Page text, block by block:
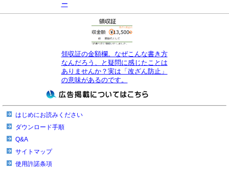
ー
領収証の金額欄。なぜこんな書き方
なんだろう、と疑問に感じたことは
ありませんか？実は「改ざん防止」
の意味があるのです。
はじめにお読みください
ダウンロード手順
Q&A
サイトマップ
使用許諾条項